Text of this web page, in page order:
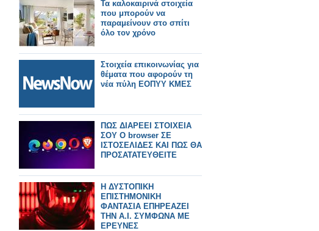
Τα καλοκαιρινά στοιχεία
που μπορούν να
παραμείνουν στο σπίτι
όλο τον χρόνο
Στοιχεία επικοινωνίας για
θέματα που αφορούν τη
νέα πύλη ΕΟΠΥΥ ΚΜΕΣ
ΠΩΣ ΔΙΑΡΕΕΙ ΣΤΟΙΧΕΙΑ
ΣΟΥ Ο browser ΣΕ
ΙΣΤΟΣΕΛΙΔΕΣ ΚΑΙ ΠΩΣ ΘΑ
ΠΡΟΣΑΤΑΤΕΥΘΕΙΤΕ
Η ΔΥΣΤΟΠΙΚΗ
ΕΠΙΣΤΗΜΟΝΙΚΗ
ΦΑΝΤΑΣΙΑ ΕΠΗΡΕΑΖΕΙ
ΤΗΝ Α.Ι. ΣΥΜΦΩΝΑ ΜΕ
ΕΡΕΥΝΕΣ